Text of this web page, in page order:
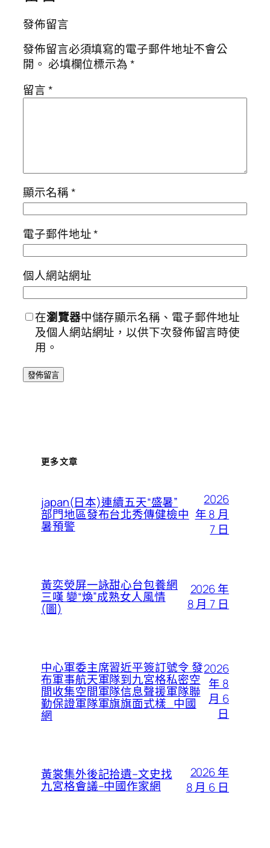
發佈留言
發佈留言必須填寫的電子郵件地址不會公
開。 必填欄位標示為*
留言*
顯示名稱*
電子郵件地址*
個人網站網址
在瀏覽器中儲存顯示名稱、電子郵件地址
及個人網站網址，以供下次發佈留言時使
用。
更多文章
japan(日本)連續五天“盛暑”
部門地區發布台北秀傳健檢中
暑預警
2026
年 8 月
7 日
黃奕熒屏一詠甜心台包養網
三嘆 變“煥”成熟女人風情
(圖)
2026 年
8 月 7 日
中心軍委主席習近平簽訂號令 發
布軍事航天軍隊到九宮格私密空
間收集空間軍隊信息聲援軍隊聯
勤保證軍隊軍旗旗面式樣_中國
網
2026
年 8
月 6
日
黃裳集外後記拾遺–文史找
九宮格會議–中國作家網
2026 年
8 月 6 日